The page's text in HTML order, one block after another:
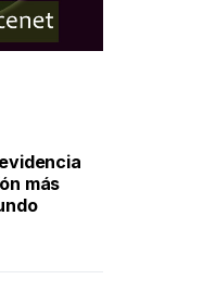
más